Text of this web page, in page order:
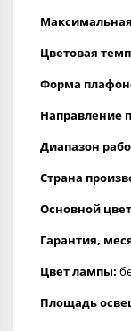
Цветовая
Форма
Направление
Диапазон
Страна
Основной
Гарантия,
Цвет лампы:
Площадь